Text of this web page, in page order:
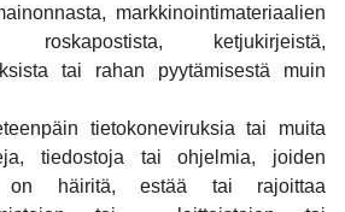
markkinointimateriaalien
roskapostista, ketjukirjeistä,
tai rahan pyytämisestä muin
tietokoneviruksia tai muita
tiedostoja tai ohjelmia, joiden
on häiritä, estää tai rajoittaa